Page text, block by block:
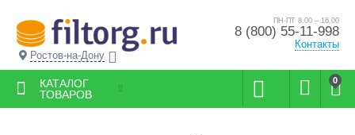
Ростов-на-Дону
ПН-ПТ 8.00 – 16.00
8 (800) 55-11-998
Контакты
0
КАТАЛОГ
ТОВАРОВ